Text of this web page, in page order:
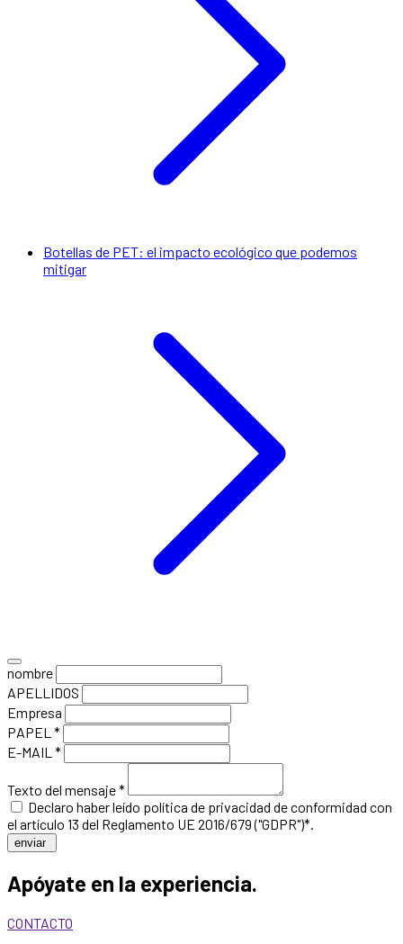
Botellas de PET: el impacto ecológico que podemos
mitigar
nombre
APELLIDOS
Empresa
PAPEL *
E-MAIL *
Texto del mensaje *
Declaro haber leído política de privacidad de conformidad con
el artículo 13 del Reglamento UE 2016/679 ("GDPR")*.
enviar
Apóyate en la experiencia.
CONTACTO